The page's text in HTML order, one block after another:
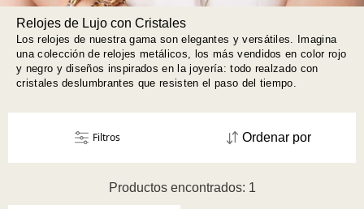
Relojes de Lujo con Cristales
Los relojes de nuestra gama son elegantes y versátiles. Imagina
una colección de relojes metálicos, los más vendidos en color rojo
y negro y diseños inspirados en la joyería: todo realzado con
cristales deslumbrantes que resisten el paso del tiempo.
Productos encontrados: 1
Ordenar por
Fecha de lanzamiento
Mejor descuento
Filtros